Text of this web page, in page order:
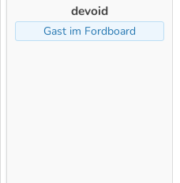
devoid
Gast im Fordboard